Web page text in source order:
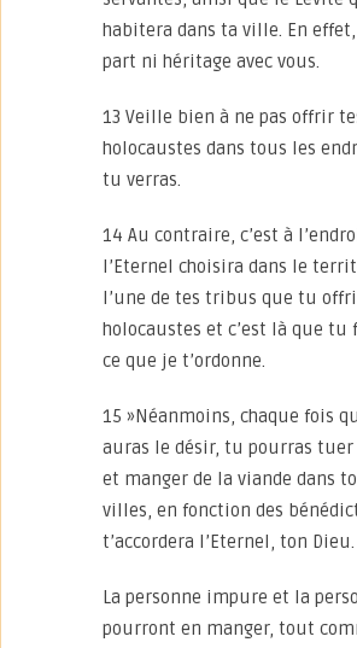
habitera dans ta ville. En
part ni héritage avec vous.
13 Veille bien à ne pas offrir
holocaustes dans tous les
tu verras.
14 Au contraire, c’est à
l’Eternel choisira dans le
l’une de tes tribus que tu
holocaustes et c’est là que tu
ce que je t’ordonne.
15 »Néanmoins, chaque fois
auras le désir, tu pourras
et manger de la viande dans
villes, en fonction des
t’accordera l’Eternel, ton Dieu.
La personne impure et la
pourront en manger, tout